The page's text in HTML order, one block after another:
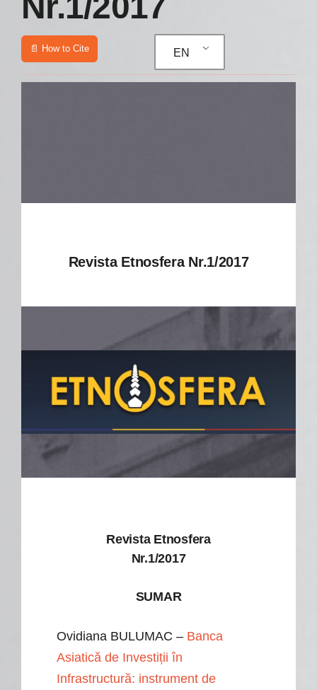
📄 How to Cite EN
Revista Etnosfera Nr.1/2017
Revista Etnosfera
Nr.1/2017
SUMAR
Ovidiana BULUMAC – Banca
Asiatică de Investiții în
Infrastructură: instrument de